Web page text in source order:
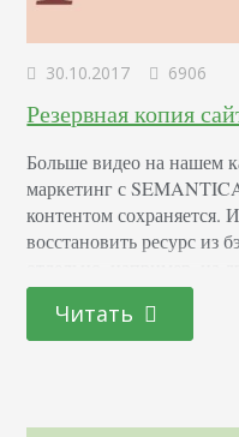
30.10.2017 6906
Резервная копия
Больше видео на нашем
маркетинг с
контентом сохраняется.
восстановить ресурс из
отдельно, например, на
копирования поможет
сайтов подвергся
удаление баз данных и
Читать